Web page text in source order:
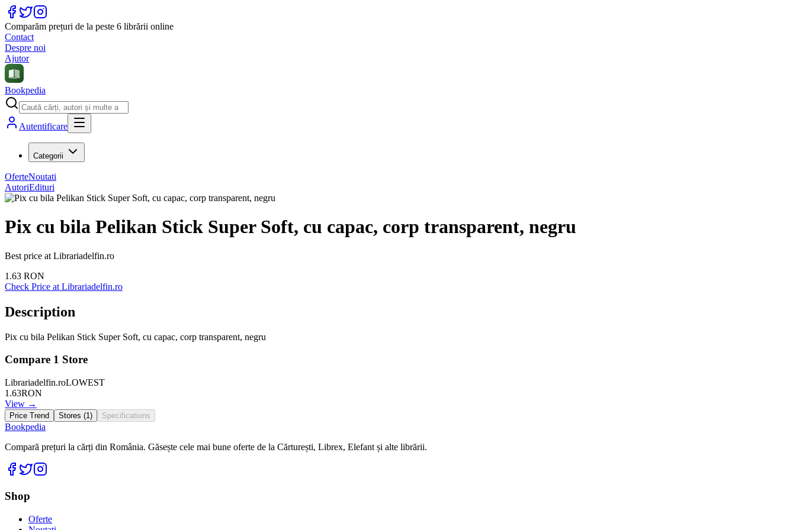
Comparăm prețuri de la peste 6 librării online
Contact
Despre noi
Ajutor
Bookpedia
Autentificare
Categorii
OferteNoutati
AutoriEdituri
Pix cu bila Pelikan Stick Super Soft, cu capac, corp transparent, negru
Best price at Librariadelfin.ro
1.63 RON
Check Price at Librariadelfin.ro
Description
Pix cu bila Pelikan Stick Super Soft, cu capac, corp transparent, negru
Compare 1 Store
Librariadelfin.roLOWEST
1.63RON
View →
Price Trend Stores (1) Specifications
Bookpedia
Compară prețuri la cărți din România. Găsește cele mai bune oferte de la Cărturești, Librex, Elefant și alte librării.
Facebook
Twitter
Shop
Oferte